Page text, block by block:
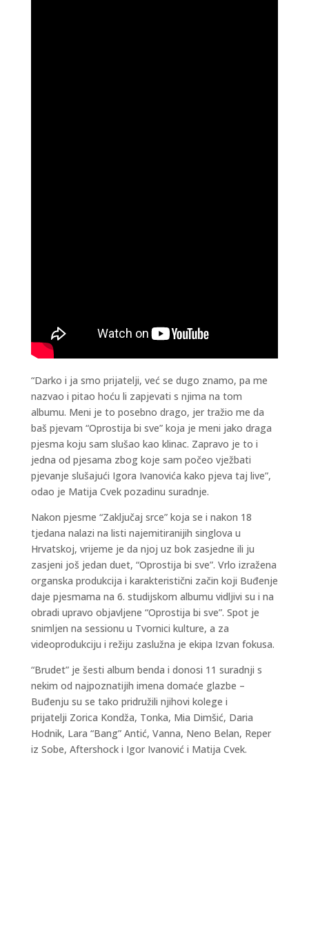
“Darko i ja smo prijatelji, već se dugo znamo, pa me
nazvao i pitao hoću li zapjevati s njima na tom
albumu. Meni je to posebno drago, jer tražio me da
baš pjevam “Oprostija bi sve” koja je meni jako draga
pjesma koju sam slušao kao klinac. Zapravo je to i
jedna od pjesama zbog koje sam počeo vježbati
pjevanje slušajući Igora Ivanovića kako pjeva taj live”,
odao je Matija Cvek pozadinu suradnje.
Nakon pjesme “Zaključaj srce” koja se i nakon 18
tjedana nalazi na listi najemitiranijih singlova u
Hrvatskoj, vrijeme je da njoj uz bok zasjedne ili ju
zasjeni još jedan duet, “Oprostija bi sve”. Vrlo izražena
organska produkcija i karakteristični začin koji Buđenje
daje pjesmama na 6. studijskom albumu vidljivi su i na
obradi upravo objavljene “Oprostija bi sve”. Spot je
snimljen na sessionu u Tvornici kulture, a za
videoprodukciju i režiju zaslužna je ekipa Izvan fokusa.
“Brudet” je šesti album benda i donosi 11 suradnji s
nekim od najpoznatijih imena domaće glazbe –
Buđenju su se tako pridružili njihovi kolege i
prijatelji Zorica Kondža, Tonka, Mia Dimšić, Daria
Hodnik, Lara “Bang” Antić, Vanna, Neno Belan, Reper
iz Sobe, Aftershock i Igor Ivanović i Matija Cvek.